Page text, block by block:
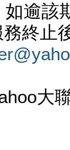
逾該
終止
大